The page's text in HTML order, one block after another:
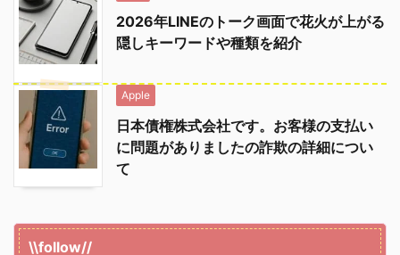
2026年LINEのトーク画面で花火が上がる
隠しキーワードや種類を紹介
Apple
日本債権株式会社です。お客様の支払い
に問題がありましたの詐欺の詳細につい
て
\\follow//